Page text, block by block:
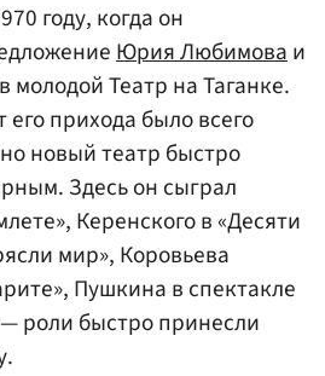
году, когда он
Юрия Любимоваи
молодой Театр на Таганке.
прихода было всего
новый театр быстро
Здесь он сыграл
Керенского в «Десяти
мир», Коровьева
Пушкина в спектакле
роли быстро принесли